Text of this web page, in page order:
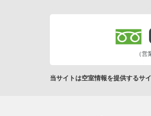
（
当サイトは空室情報を提供するサ